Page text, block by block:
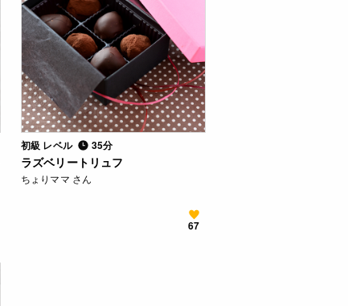
初級 レベル 35分
ラズベリートリュフ
ちょりママ さん
67